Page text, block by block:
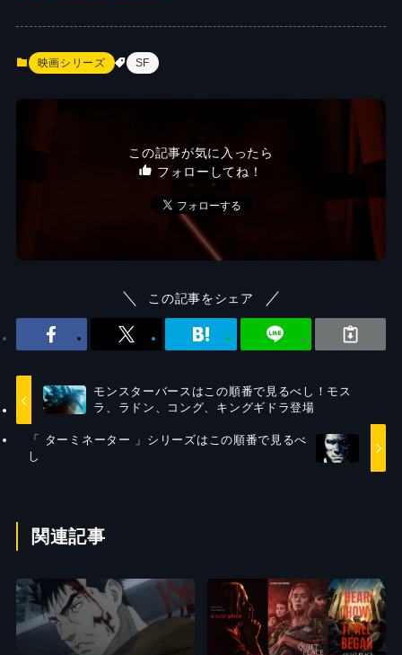
映画シリーズ SF
この記事が気に入ったら
フォローしてね！
この記事をシェア
モンスターバースはこの順番で見るべし！モス
ラ、ラドン、コング、キングギドラ登場
「 ターミネーター 」シリーズはこの順番で見るべ
し
関連記事